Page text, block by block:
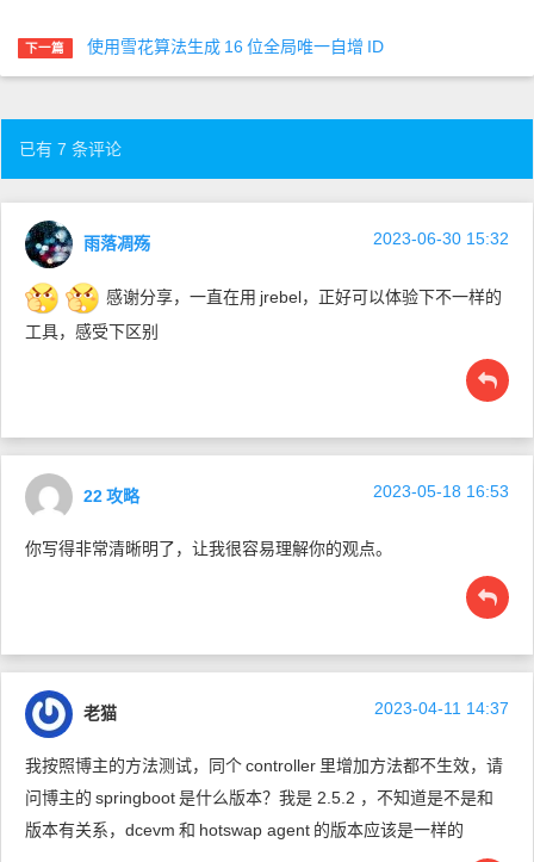
下一篇 使用雪花算法生成 16 位全局唯一自增 ID
已有 7 条评论
雨落凋殇 2023-06-30 15:32
感谢分享，一直在用 jrebel，正好可以体验下不一样的
工具，感受下区别
22攻略 2023-05-18 16:53
你写得非常清晰明了，让我很容易理解你的观点。
老猫 2023-04-11 14:37
我按照博主的方法测试，同个controller 里增加方法都不生效，请
问博主的 springboot是什么版本？我是 2.5.2 ，不知道是不是和
版本有关系，dcevm 和 hotswap agent 的版本应该是一样的